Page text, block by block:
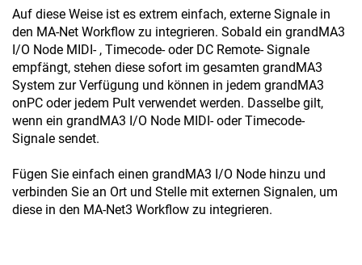
Auf diese Weise ist es extrem einfach, externe Signale in
den MA-Net Workflow zu integrieren. Sobald ein grandMA3
I/O Node MIDI- , Timecode- oder DC Remote- Signale
empfängt, stehen diese sofort im gesamten grandMA3
System zur Verfügung und können in jedem grandMA3
onPC oder jedem Pult verwendet werden. Dasselbe gilt,
wenn ein grandMA3 I/O Node MIDI- oder Timecode-
Signale sendet.
Fügen Sie einfach einen grandMA3 I/O Node hinzu und
verbinden Sie an Ort und Stelle mit externen Signalen, um
diese in den MA-Net3 Workflow zu integrieren.